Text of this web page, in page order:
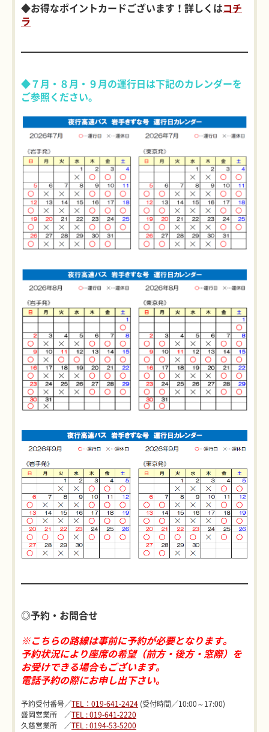
◆お得なポイントカードございます！詳しくはコチ
ラ
◆７月・８月 ・９月の運行日は下記のカレンダーを
ご参照ください。
◎予約・お問合せ
※こちらの路線は事前に予約が必要となります。
予約状況により座席の希望（前方・後方・窓際）を
お受けできる場合もございます。
電話予約の際にお申し出下さい。
予約受付番号／TEL：019-641-2424 (受付時間／10:00～17:00)
盛岡営業所 ／TEL : 019-641-2220
久慈営業所 ／TEL : 0194-53-5200